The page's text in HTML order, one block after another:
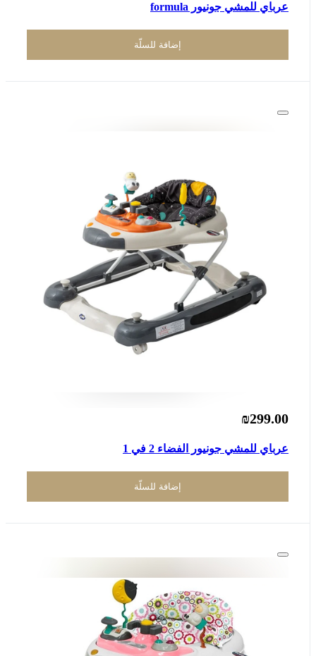
عرباي للمشي جونيور formula
إضافة للسلّة
₪299.00
عرباي للمشي جونيور الفضاء 2 في 1
إضافة للسلّة